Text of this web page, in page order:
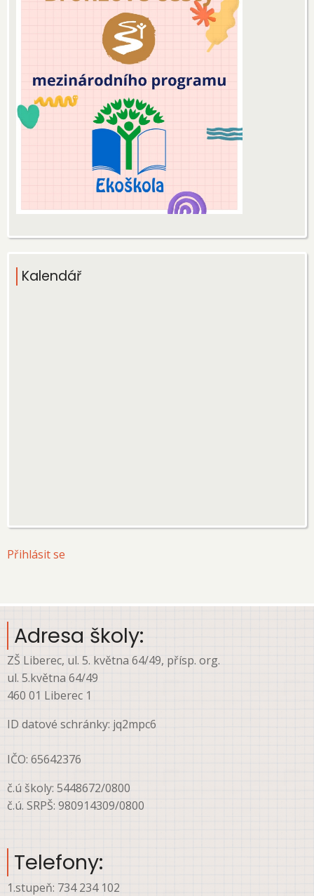
Kalendář
User
menu
Přihlásit se
Adresa školy:
ZŠ Liberec, ul. 5. května 64/49, přísp. org.
ul. 5.května 64/49
460 01 Liberec 1
ID datové schránky: jq2mpc6
IČO: 65642376
č.ú školy: 5448672/0800
č.ú. SRPŠ: 980914309/0800
Telefony:
1.stupeň: 734 234 102